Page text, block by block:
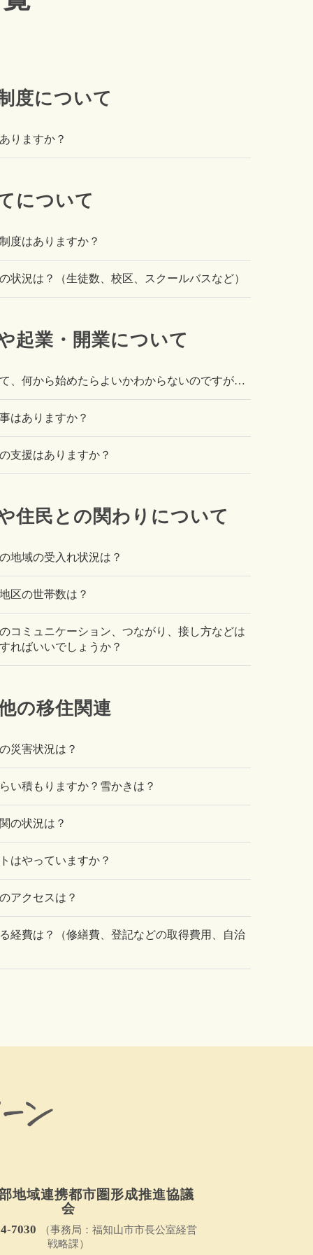
度について
りますか？
について
度はありますか？
状況は？（生徒数、校区、スクールバスなど）
起業・開業について
、何から始めたらよいかわからないのですが…
はありますか？
支援はありますか？
住民との関わりについて
地域の受入れ状況は？
区の世帯数は？
コミュニケーション、つながり、接し方などは
ればいいでしょうか？
の移住関連
災害状況は？
い積もりますか？雪かきは？
の状況は？
はやっていますか？
アクセスは？
経費は？（修繕費、登記などの取得費用、自治
地域連携都市圏形成推進協議
会
7030
（事務局：福知山市市長公室経営
戦略課）